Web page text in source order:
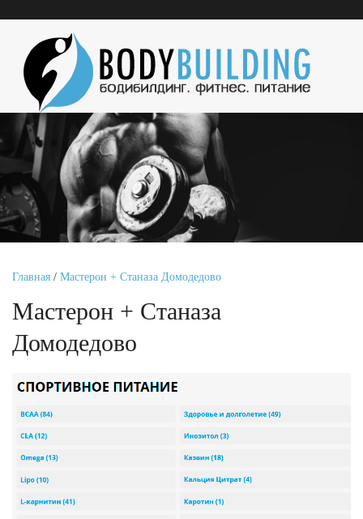
Главная / Мастерон + Станаза Домодедово
Мастерон + Станаза
Домодедово